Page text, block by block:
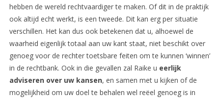
hebben de wereld rechtvaardiger te maken. Of dit in de praktijk
ook altijd echt werkt, is een tweede. Dit kan erg per situatie
verschillen. Het kan dus ook betekenen dat u, alhoewel de
waarheid eigenlijk totaal aan uw kant staat, niet beschikt over
genoeg voor de rechter toetsbare feiten om te kunnen ‘winnen’
in de rechtbank. Ook in die gevallen zal Raike u eerlijk
adviseren over uw kansen, en samen met u kijken of de
mogelijkheid om uw doel te behalen wel reëel genoeg is in